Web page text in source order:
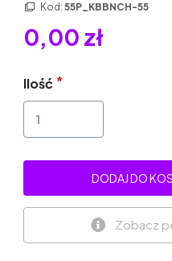
Kod: 55P_KBBNCH-55
0,00 zł
Ilość
DODAJ DO
Zobacz